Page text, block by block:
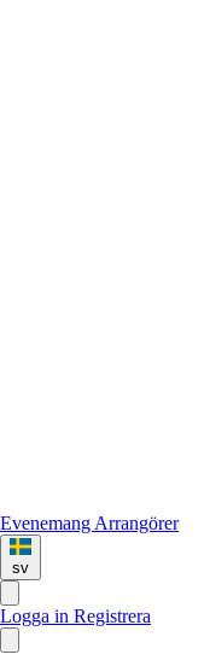
Evenemang Arrangörer
sv
Logga in Registrera